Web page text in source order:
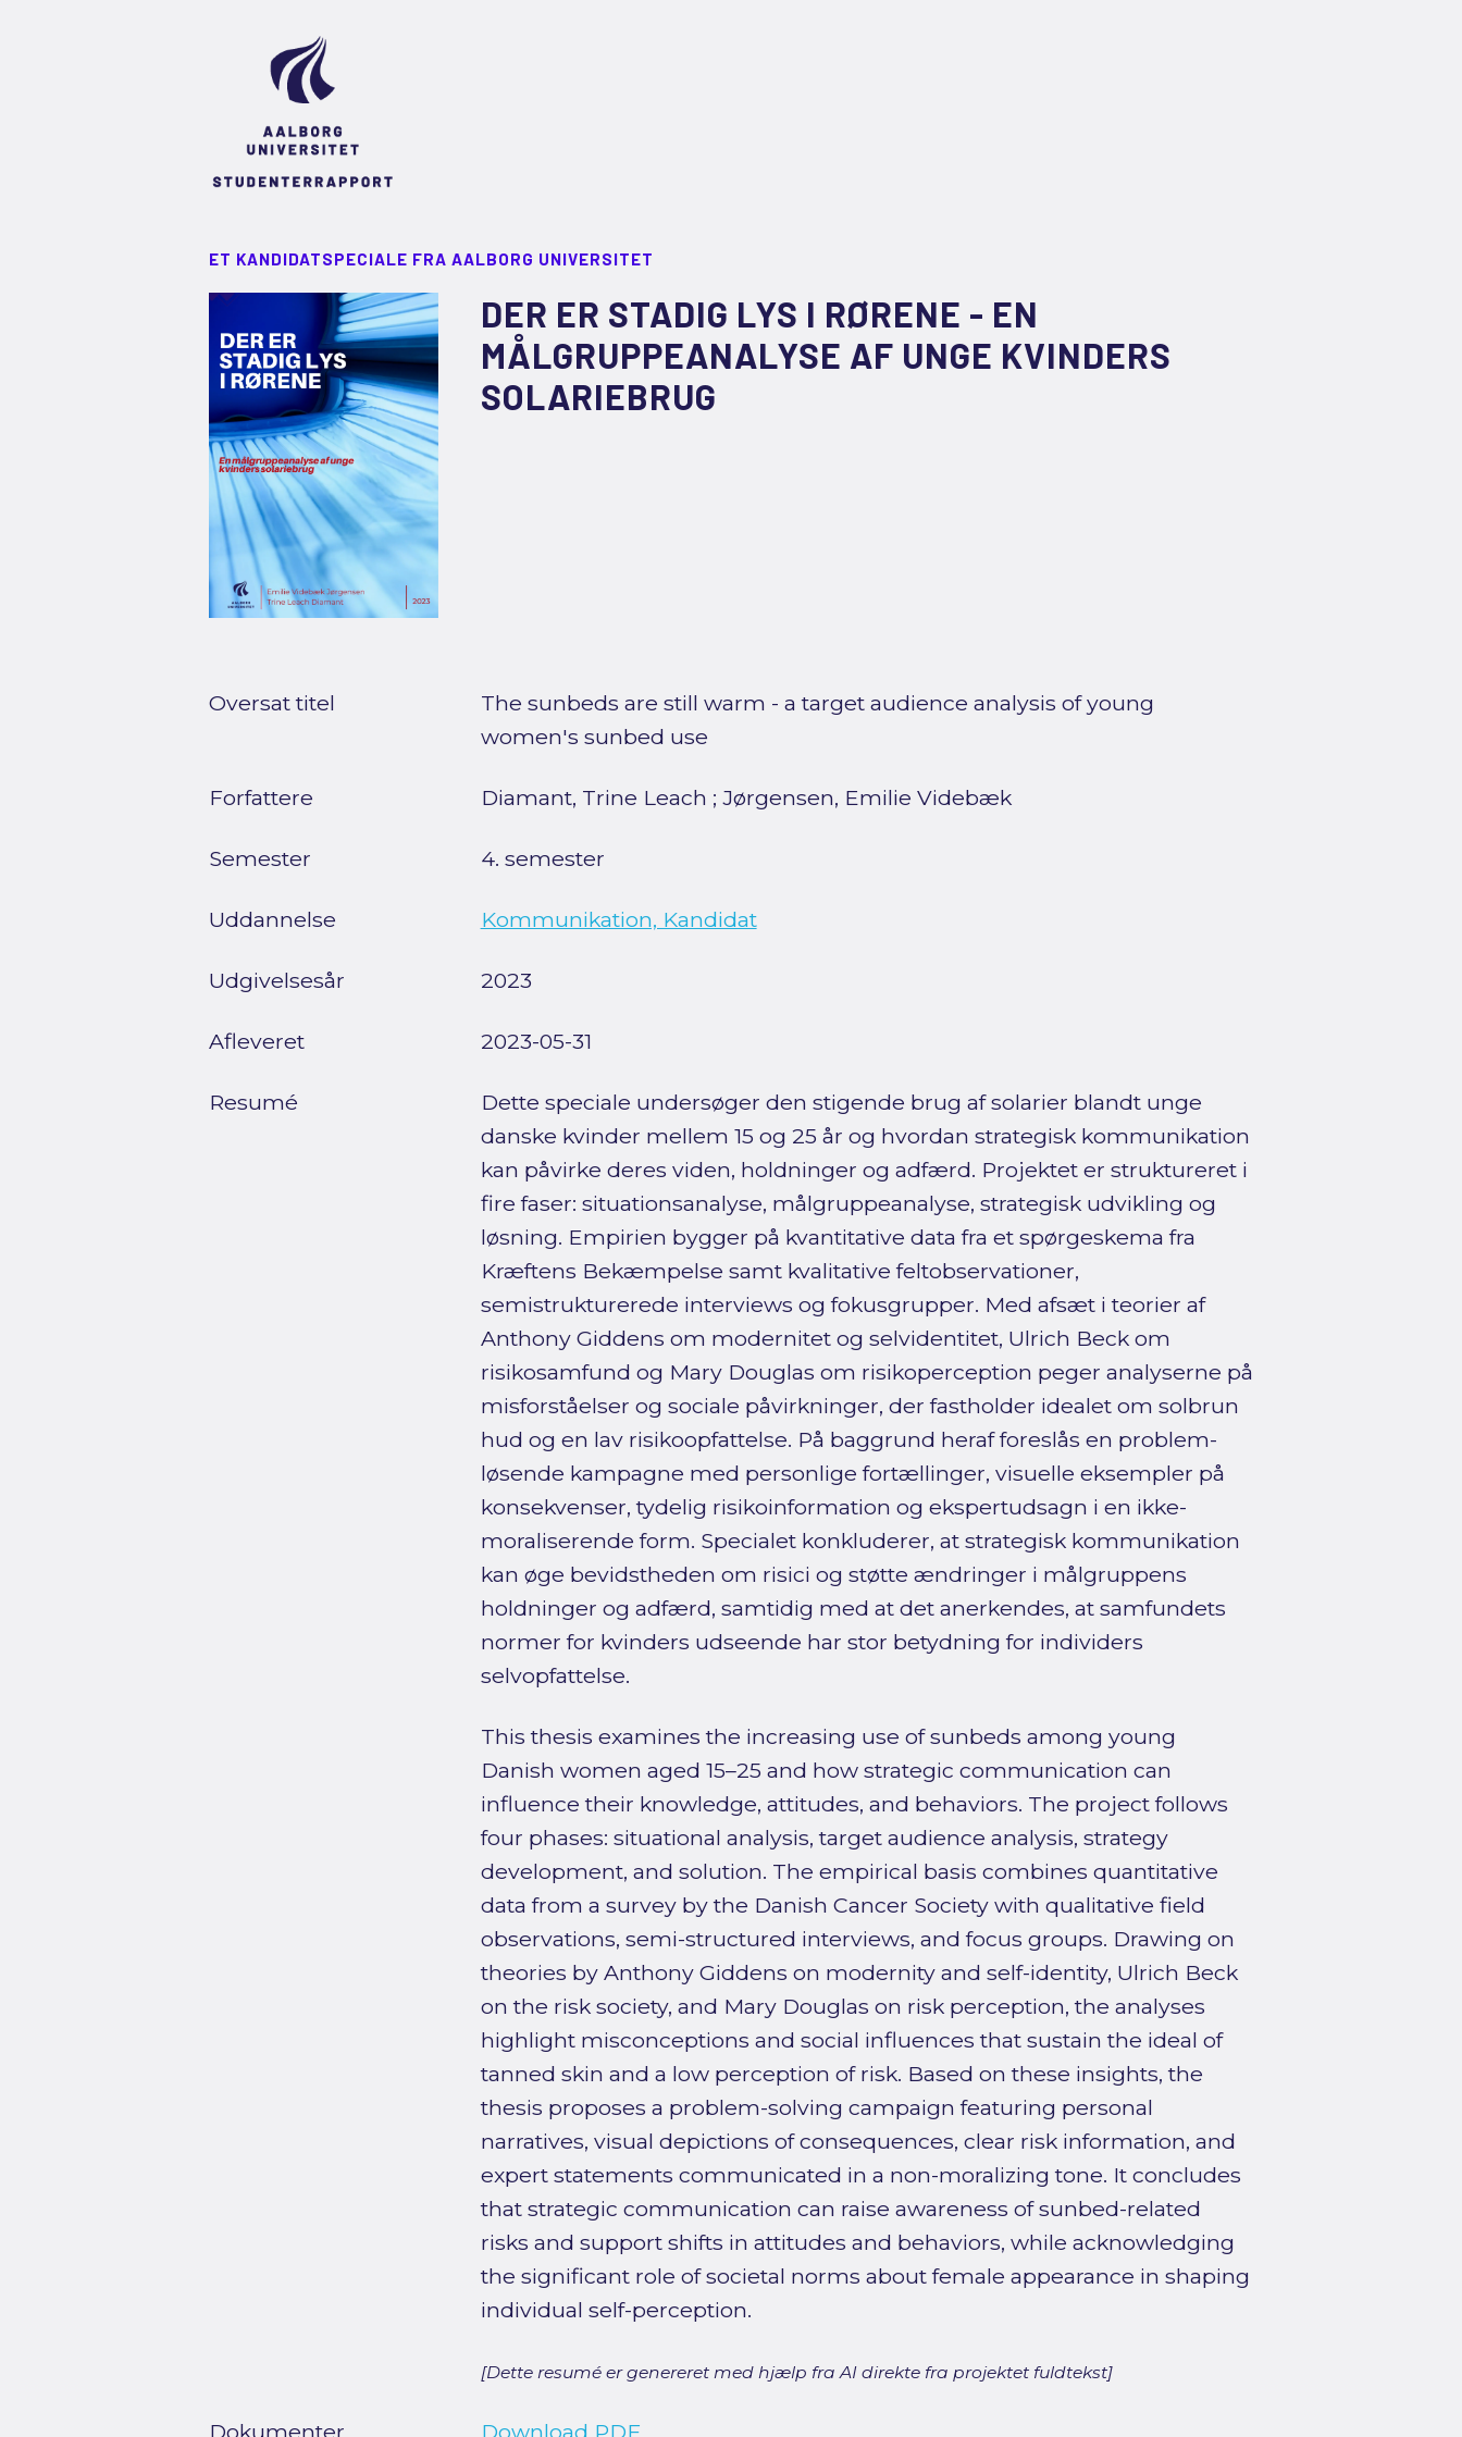
ET KANDIDATSPECIALE FRA AALBORG UNIVERSITET
DER ER STADIG LYS I RØRENE - EN
MÅLGRUPPEANALYSE AF UNGE KVINDERS
SOLARIEBRUG
Oversat titel
The sunbeds are still warm - a target audience analysis of young
women's sunbed use
Forfattere Diamant, Trine Leach ; Jørgensen, Emilie Videbæk
Semester 4. semester
Uddannelse Kommunikation, Kandidat
Udgivelsesår 2023
Afleveret 2023-05-31
Resumé
Dette speciale undersøger den stigende brug af solarier blandt unge
danske kvinder mellem 15 og 25 år og hvordan strategisk kommunikation
kan påvirke deres viden, holdninger og adfærd. Projektet er struktureret i
fire faser: situationsanalyse, målgruppeanalyse, strategisk udvikling og
løsning. Empirien bygger på kvantitative data fra et spørgeskema fra
Kræftens Bekæmpelse samt kvalitative feltobservationer,
semistrukturerede interviews og fokusgrupper. Med afsæt i teorier af
Anthony Giddens om modernitet og selvidentitet, Ulrich Beck om
risikosamfund og Mary Douglas om risikoperception peger analyserne på
misforståelser og sociale påvirkninger, der fastholder idealet om solbrun
hud og en lav risikoopfattelse. På baggrund heraf foreslås en problem­
løsende kampagne med personlige fortællinger, visuelle eksempler på
konsekvenser, tydelig risikoinformation og ekspertudsagn i en ikke-
moraliserende form. Specialet konkluderer, at strategisk kommunikation
kan øge bevidstheden om risici og støtte ændringer i målgruppens
holdninger og adfærd, samtidig med at det anerkendes, at samfundets
normer for kvinders udseende har stor betydning for individers
selvopfattelse.
This thesis examines the increasing use of sunbeds among young
Danish women aged 15–25 and how strategic communication can
influence their knowledge, attitudes, and behaviors. The project follows
four phases: situational analysis, target audience analysis, strategy
development, and solution. The empirical basis combines quantitative
data from a survey by the Danish Cancer Society with qualitative field
observations, semi-structured interviews, and focus groups. Drawing on
theories by Anthony Giddens on modernity and self-identity, Ulrich Beck
on the risk society, and Mary Douglas on risk perception, the analyses
highlight misconceptions and social influences that sustain the ideal of
tanned skin and a low perception of risk. Based on these insights, the
thesis proposes a problem-solving campaign featuring personal
narratives, visual depictions of consequences, clear risk information, and
expert statements communicated in a non-moralizing tone. It concludes
that strategic communication can raise awareness of sunbed-related
risks and support shifts in attitudes and behaviors, while acknowledging
the significant role of societal norms about female appearance in shaping
individual self-perception.
[Dette resumé er genereret med hjælp fra AI direkte fra projektet fuldtekst]
Dokumenter Download PDF